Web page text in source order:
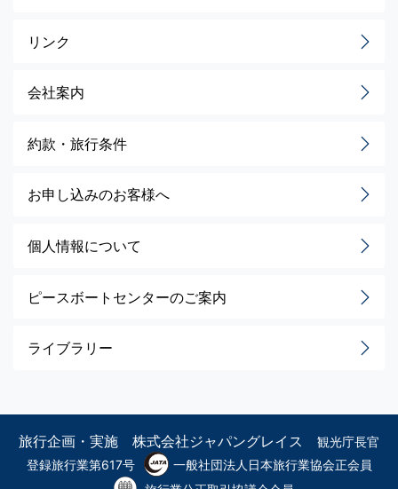
リンク
会社案内
約款・旅行条件
お申し込みのお客様へ
個人情報について
ピースボートセンターのご案内
ライブラリー
旅行企画・実施 株式会社ジャパングレイス 観光庁長官
登録旅行業第617号
一般社団法人日本旅行業協会正会員